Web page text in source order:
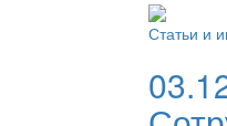
Статьи и